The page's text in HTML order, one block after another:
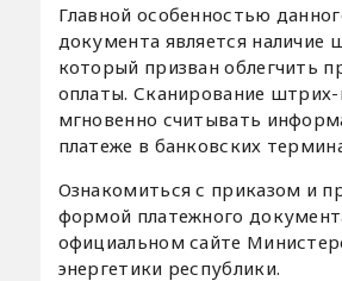
Главной особенностью
документа является наличие
который призван облегчить
оплаты. Сканирование штрих-
мгновенно считывать
платеже в банковских
Ознакомиться с приказом и
формой платежного
официальном сайте
энергетики республики.